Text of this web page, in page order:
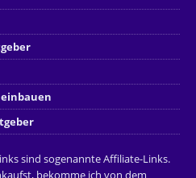
sind sogenannte Affiliate-Links.
bekomme ich von dem